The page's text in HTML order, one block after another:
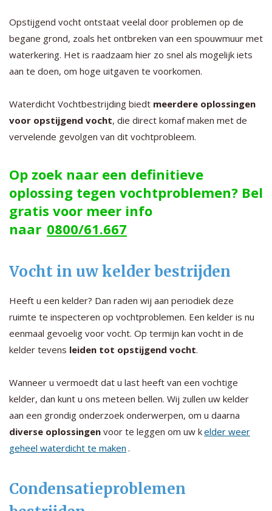
Opstijgend vocht ontstaat veelal door problemen op de
begane grond, zoals het ontbreken van een spouwmuur met
waterkering. Het is raadzaam hier zo snel als mogelijk iets
aan te doen, om hoge uitgaven te voorkomen.
Waterdicht Vochtbestrijding biedt meerdere oplossingen
voor opstijgend vocht, die direct komaf maken met de
vervelende gevolgen van dit vochtprobleem.
Op zoek naar een definitieve
oplossing tegen vochtproblemen? Bel
gratis voor meer info
naar 0800/61.667
Vocht in uw kelder bestrijden
Heeft u een kelder? Dan raden wij aan periodiek deze
ruimte te inspecteren op vochtproblemen. Een kelder is nu
eenmaal gevoelig voor vocht. Op termijn kan vocht in de
kelder tevens leiden tot opstijgend vocht.
Wanneer u vermoedt dat u last heeft van een vochtige
kelder, dan kunt u ons meteen bellen. Wij zullen uw kelder
aan een grondig onderzoek onderwerpen, om u daarna
diverse oplossingen voor te leggen om uw kelder weer
geheel waterdicht te maken .
Condensatieproblemen